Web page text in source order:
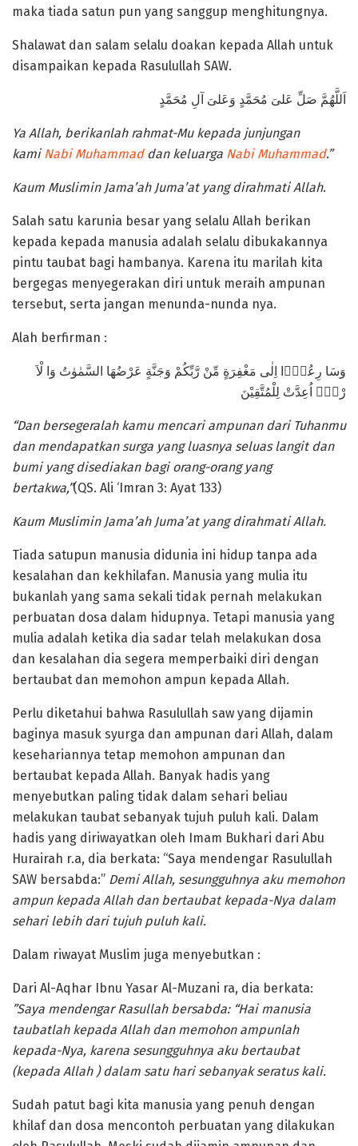
maka tiada satun pun yang sanggup menghitungnya.
Shalawat dan salam selalu doakan kepada Allah untuk
disampaikan kepada Rasulullah SAW.
اَللَّهُمَّ صَلِّ عَلىَ مُحَمَّدٍ وَعَلىَ آلِ مُحَمَّدٍ
Ya Allah, berikanlah rahmat-Mu kepada junjungan
kami Nabi Muhammaddan keluarga Nabi Muhammad.”
Kaum Muslimin Jama’ah Juma’at yang dirahmati Allah.
Salah satu karunia besar yang selalu Allah berikan
kepada kepada manusia adalah selalu dibukakannya
pintu taubat bagi hambanya. Karena itu marilah kita
bergegas menyegerakan diri untuk meraih ampunan
tersebut, serta jangan menunda-nunda nya.
Alah berfirman :
وَسَا رِعُوْۤا اِلٰى مَغْفِرَةٍ مِّنْ رَّبِّكُمْ وَجَنَّةٍ عَرْضُهَا السَّمٰوٰتُ وَا لْاَ
رْضُۙ اُعِدَّتْ لِلْمُتَّقِيْنَ
“Dan bersegeralah kamu mencari ampunan dari Tuhanmu
dan mendapatkan surga yang luasnya seluas langit dan
bumi yang disediakan bagi orang-orang yang
bertakwa,”(QS. Ali ‘Imran 3: Ayat 133)
Kaum Muslimin Jama’ah Juma’at yang dirahmati Allah.
Tiada satupun manusia didunia ini hidup tanpa ada
kesalahan dan kekhilafan. Manusia yang mulia itu
bukanlah yang sama sekali tidak pernah melakukan
perbuatan dosa dalam hidupnya. Tetapi manusia yang
mulia adalah ketika dia sadar telah melakukan dosa
dan kesalahan dia segera memperbaiki diri dengan
bertaubat dan memohon ampun kepada Allah.
Perlu diketahui bahwa Rasulullah saw yang dijamin
baginya masuk syurga dan ampunan dari Allah, dalam
kesehariannya tetap memohon ampunan dan
bertaubat kepada Allah. Banyak hadis yang
menyebutkan paling tidak dalam sehari beliau
melakukan taubat sebanyak tujuh puluh kali. Dalam
hadis yang diriwayatkan oleh Imam Bukhari dari Abu
Hurairah r.a, dia berkata: “Saya mendengar Rasulullah
SAW bersabda:” Demi Allah, sesungguhnya aku memohon
ampun kepada Allah dan bertaubat kepada-Nya dalam
sehari lebih dari tujuh puluh kali.
Dalam riwayat Muslim juga menyebutkan :
Dari Al-Aqhar Ibnu Yasar Al-Muzani ra, dia berkata:
”Saya mendengar Rasullah bersabda: “Hai manusia
taubatlah kepada Allah dan memohon ampunlah
kepada-Nya, karena sesungguhnya aku bertaubat
(kepada Allah ) dalam satu hari sebanyak seratus kali.
Sudah patut bagi kita manusia yang penuh dengan
khilaf dan dosa mencontoh perbuatan yang dilakukan